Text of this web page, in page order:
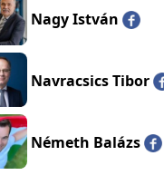
Nagy István
Navracsics Tibor
Németh Balázs